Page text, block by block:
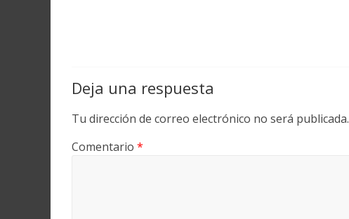
Deja una respuesta
Tu dirección de correo electrónico no será publicada.
Comentario *